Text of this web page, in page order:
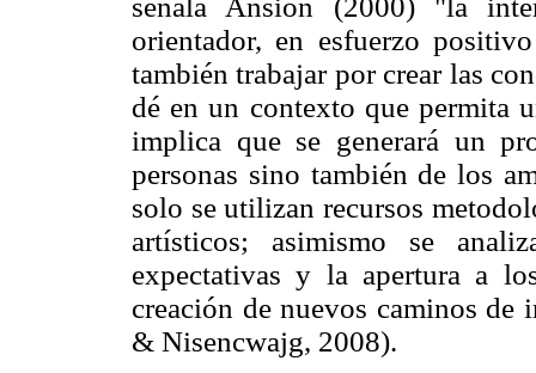
señala Ansión (2000) "la
orientador, en esfuerzo
también trabajar por crear las
dé en un contexto que permita
implica que se generará un
personas sino también de los
solo se utilizan recursos
artísticos; asimismo se
expectativas y la apertura a
creación de nuevos caminos de
& Nisencwajg, 2008).